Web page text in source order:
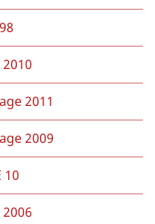
2010
2011
2009
10
2006